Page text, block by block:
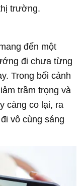
trường.
đến một
đi chưa từng
Trong bối cảnh
trầm trọng và
càng co lại, ra
vô cùng sáng